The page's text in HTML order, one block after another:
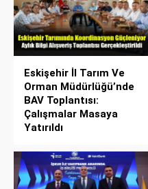
Eskişehir İl Tarım Ve
Orman Müdürlüğü’nde
BAV Toplantısı:
Çalışmalar Masaya
Yatırıldı